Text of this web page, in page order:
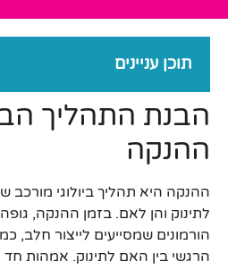
תוכן עניינים
הבנת התהליך
ההנקה
ההנקה היא תהליך ביולוגי מורכב
לתינוק והן לאם. בזמן ההנקה,
הורמונים שמסייעים לייצור
הרגשי בין האם לתינוק. אמהות חד